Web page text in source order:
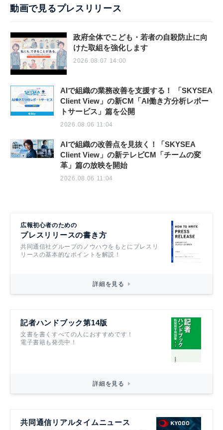
動画で見るプレスリリース
政府全体でこども・若者の自殺防止に向
けた取組を強化します
2026.08.07 14:00
AIで組織の業務改善を支援する！ 「SKYSEA
Client View」の新CM「AI働き方分析レポー
トサービス」篇を公開
2026.08.06 11:04
AIで組織の改善点を見抜く！「SKYSEA
Client View」の新テレビCM「チームの変
革」篇の放映を開始
2026.08.06 11:04
広報初心者のための
プレスリリースの書き方
共同通信社グループのノウハウをもとにプレスリ
リースの基本的なポイントを解説！
詳細を見る
記者ハンドブック第14版
文書を書くすべての人におすすめです！
電子書籍も発売中！
詳細を見る
共同通信リアルタイムニュース